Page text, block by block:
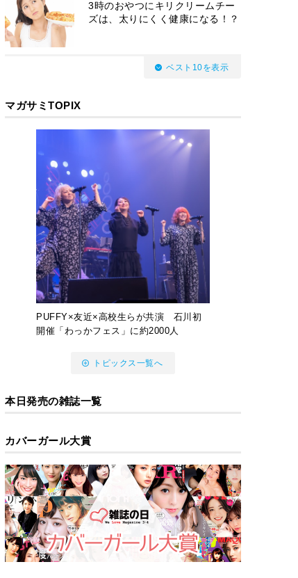
3時のおやつにキリクリームチー
ズは、太りにくく健康になる！？
ベスト10を表示
マガサミTOPIX
PUFFY×友近×高校生らが共演 石川初
開催「わっかフェス」に約2000人
トピックス一覧へ
本日発売の雑誌一覧
カバーガール大賞